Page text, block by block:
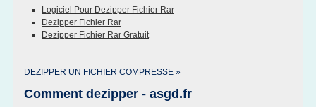
Logiciel Pour Dezipper Fichier Rar
Dezipper Fichier Rar
Dezipper Fichier Rar Gratuit
DEZIPPER UN FICHIER COMPRESSE »
Comment dezipper - asgd.fr